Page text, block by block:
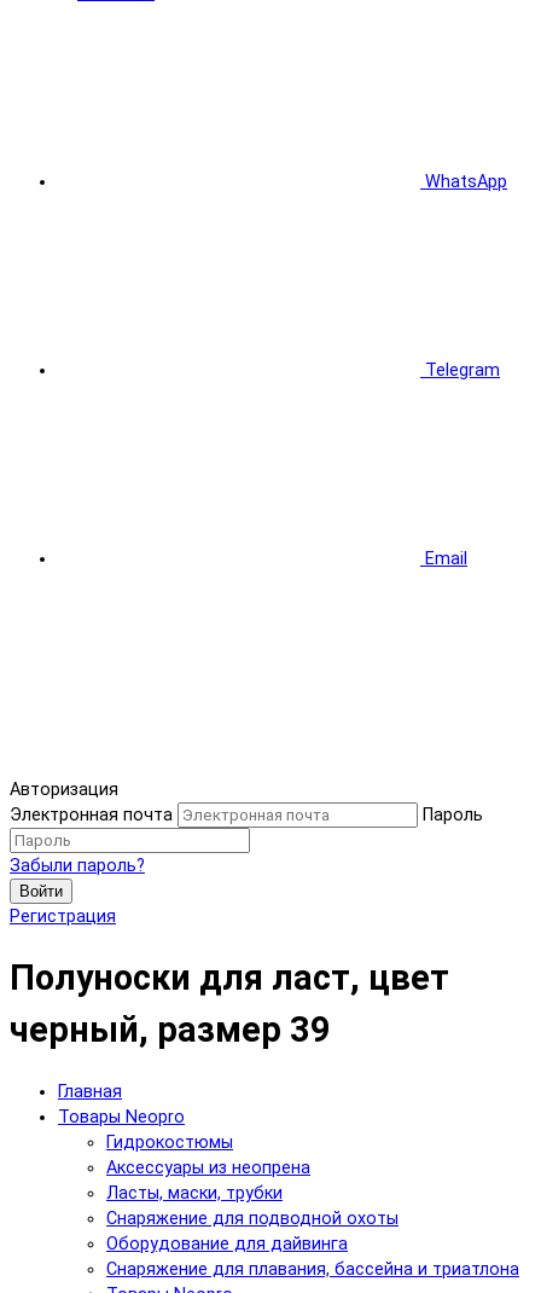
WhatsApp
Telegram
Email
Авторизация
Электронная почта
Пароль
Забыли пароль?
Войти
Регистрация
Полуноски для ласт, цвет
черный, размер 39
Главная
Товары Neopro
Гидрокостюмы
Аксессуары из неопрена
Ласты, маски, трубки
Снаряжение для подводной охоты
Оборудование для дайвинга
Снаряжение для плавания, бассейна и триатлона